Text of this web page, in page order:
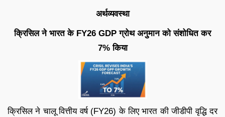
अर्थव्यवस्था
क्रिसिल ने भारत के FY26 GDP ग्रोथ अनुमान को संशोधित कर
7% किया
क्रिसिल ने चालू वित्तीय वर्ष (FY26) के लिए भारत की जीडीपी वृद्धि दर